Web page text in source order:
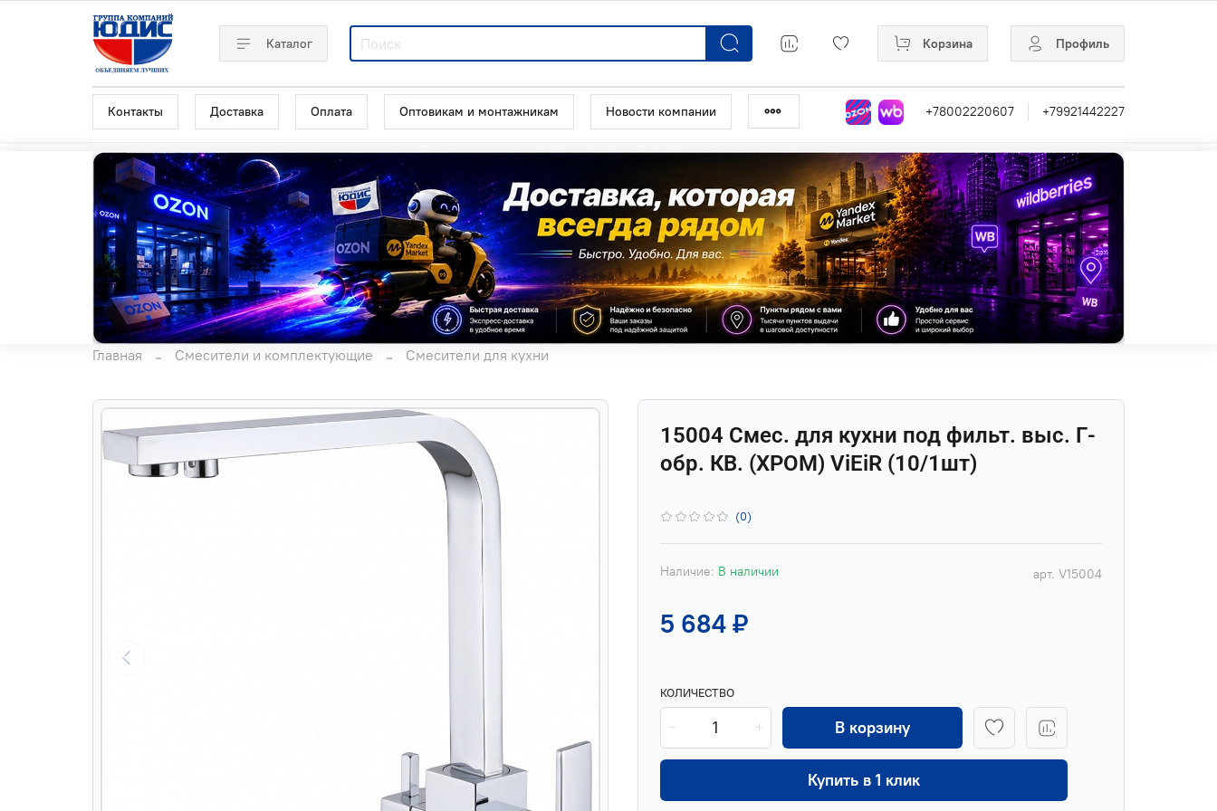
Каталог Корзина Профиль
Контакты Доставка Оплата Оптовикам и монтажникам Новости компании +78002220607 +79921442227
Главная Смесители и комплектующие Смесители для кухни
(0)
арт. V15004
Наличие: В наличии
15004 Смес. для кухни под фильт. выс. Г-
обр. КВ. (ХРОМ) ViEiR (10/1шт)
5 684 ₽
КОЛИЧЕСТВО
В корзину
Купить в 1 клик